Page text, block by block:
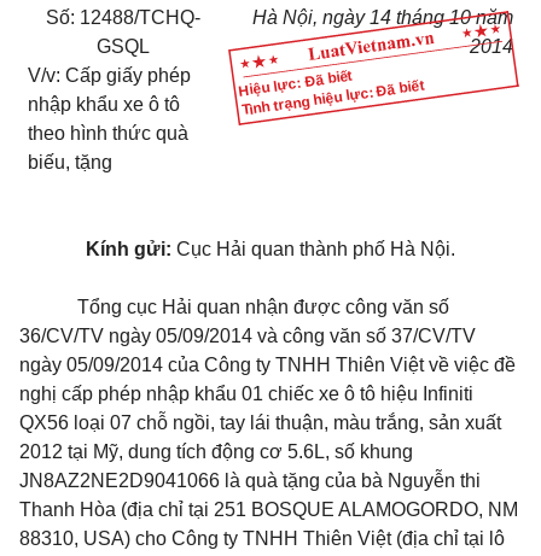
Hiệu lực: Đã biết
Tình trạng hiệu lực: Đã biết
Số: 12488/TCHQ-
GSQL
V/v: Cấp giấy phép
nhập khẩu xe ô tô
theo hình thức quà
biếu, tặng
Hà Nội, ngày 14 tháng10 năm
2014
Kính gửi: Cục Hải quan thành phố Hà Nội.
Tổng cục Hải quan nhận được công văn số
36/CV/TV ngày 05/09/2014 và công văn số 37/CV/TV
ngày 05/09/2014 của Công ty TNHH Thiên Việt về việc đề
nghị cấp phép nhập khẩu 01 chiếc xe ô tô hiệu Infiniti
QX56 loại 07 chỗ ngồi, tay lái thuận, màu trắng, sản xuất
2012 tại Mỹ, dung tích động cơ 5.6L, số khung
JN8AZ2NE2D9041066 là quà tặng của bà Nguyễn thi
Thanh Hòa (địa chỉ tại 251 BOSQUE ALAMOGORDO, NM
88310, USA) cho Công ty TNHH Thiên Việt (địa chỉ tại lô